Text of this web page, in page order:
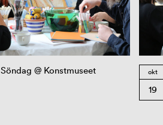
Söndag @ Konstmuseet okt
19